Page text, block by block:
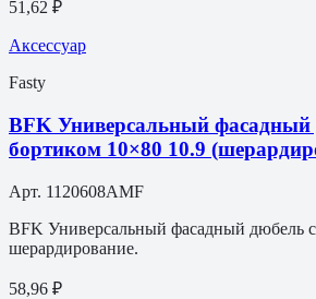
51,62 ₽
Аксессуар
Fasty
BFK Универсальный фасадный
бортиком 10×80 10.9
Арт. 1120608AMF
BFK Универсальный фасадный дюбель
шерардирование.
58,96 ₽